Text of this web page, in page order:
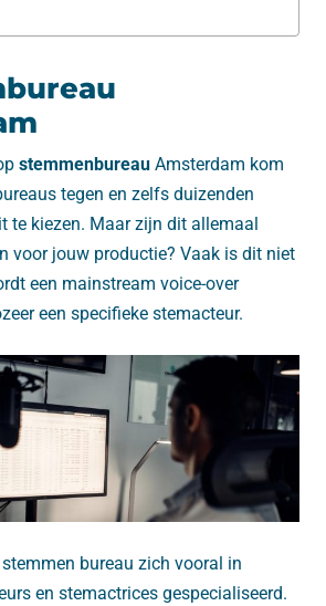
stemmenbureau Amsterdam kom
tegen en zelfs duizenden
te kiezen. Maar zijn dit allemaal
voor jouw productie? Vaak is dit niet
een mainstream voice-over
een specifieke stemacteur.
bureau zich vooral in
en stemactrices gespecialiseerd.